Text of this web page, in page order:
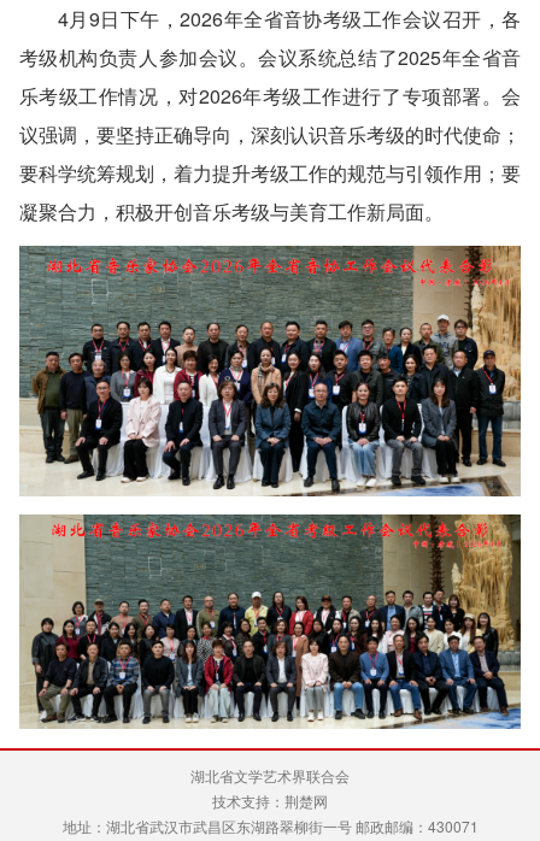
4月9日下午，2026年全省音协考级工作会议召开，各
考级机构负责人参加会议。会议系统总结了2025年全省音
乐考级工作情况，对2026年考级工作进行了专项部署。会
议强调，要坚持正确导向，深刻认识音乐考级的时代使命；
要科学统筹规划，着力提升考级工作的规范与引领作用；要
凝聚合力，积极开创音乐考级与美育工作新局面。
湖北省文学艺术界联合会
技术支持：荆楚网
地址：湖北省武汉市武昌区东湖路翠柳街一号 邮政邮编：430071